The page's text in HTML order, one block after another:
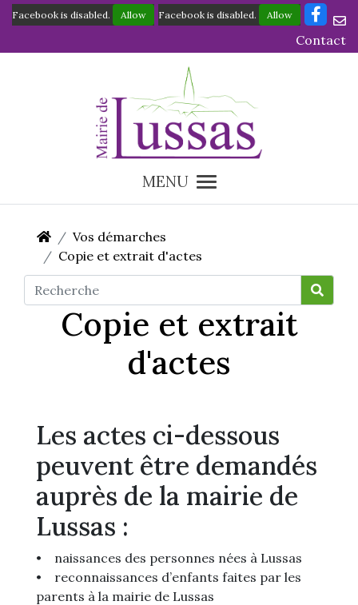
Facebook is disabled. Allow Facebook is disabled. Allow
Contact
MENU
Vos démarches
Copie et extrait d'actes
Copie et extrait
d'actes
Les actes ci-dessous
peuvent être demandés
auprès de la mairie de
Lussas :
• naissances des personnes nées à Lussas
• reconnaissances d’enfants faites par les
parents à la mairie de Lussas